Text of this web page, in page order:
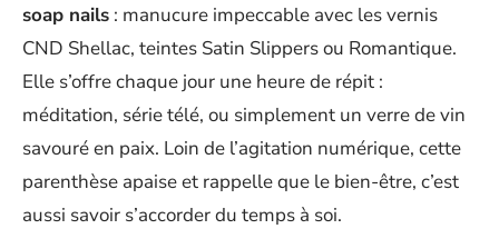
soap nails : manucure impeccable avec les vernis
CND Shellac, teintes Satin Slippers ou Romantique.
Elle s’offre chaque jour une heure de répit :
méditation, série télé, ou simplement un verre de vin
savouré en paix. Loin de l’agitation numérique, cette
parenthèse apaise et rappelle que le bien-être, c’est
aussi savoir s’accorder du temps à soi.